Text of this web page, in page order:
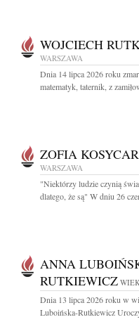
WOJCIECH
WARSZAWA
Dnia 14 lipca 2026 roku
matematyk, taternik, z
ZOFIA
WARSZAWA
"Niektórzy ludzie czynią
dlatego, że są" W dniu 26
ANNA
RUTKIEWICZ
Dnia 13 lipca 2026 roku w
Luboińska-Rutkiewicz